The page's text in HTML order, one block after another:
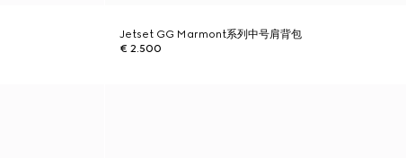
Jetset GG Marmont系列中号肩背包
€ 2.500